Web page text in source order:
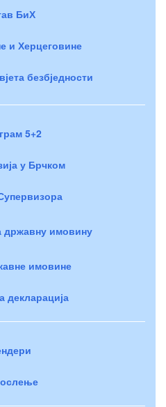
БиХ
и Херцеговине
безбједности
5+2
у Брчком
државну имовину
имовине
декларација